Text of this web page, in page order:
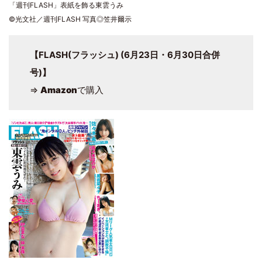
「週刊FLASH」表紙を飾る東雲うみ
©光文社／週刊FLASH 写真◎笠井爾示
【FLASH(フラッシュ) (6月23日・6月30日合併
号)】
⇒ Amazonで購入